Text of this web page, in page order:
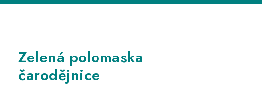
Zelená polomaska
čarodějnice